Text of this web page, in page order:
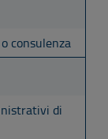
consulenza
di